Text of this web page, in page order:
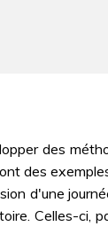
des
des
d'une
Celles-